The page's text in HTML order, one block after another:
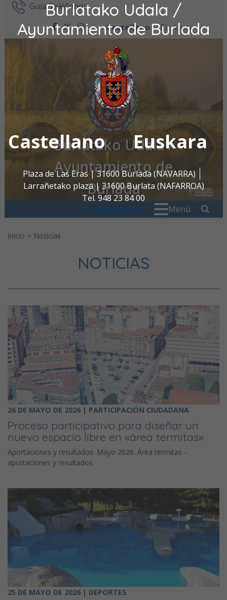
Burlatako Udala /
Ayuntamiento de Burlada
Castellano Euskara
Plaza de Las Eras | 31600 Burlada (NAVARRA)
Larrañetako plaza | 31600 Burlata (NAFARROA)
Tel. 948 23 84 00
oac@burlada.es
Ir al contenidoGuía Teléfonos
facebook
twitter
instagram
Castellano Euskara
Burlatako Udala /
Ayuntamiento de
Burlada
Menú
Inicio > Noticias
NOTICIAS
26 DE MAYO DE 2026 | PARTICIPACIÓN CIUDADANA
Proceso participativo para diseñar un
nuevo espacio libre en «área termitas»
Aportaciones y resultados. Mayo 2026. Área termitas -
aportaciones y resultados
25 DE MAYO DE 2026 | DEPORTES